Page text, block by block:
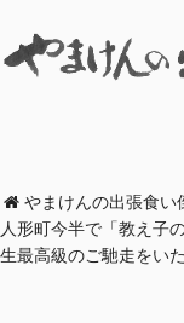
やまけんの出張食い
人形町今半で「教え子
生最高級のご馳走をい